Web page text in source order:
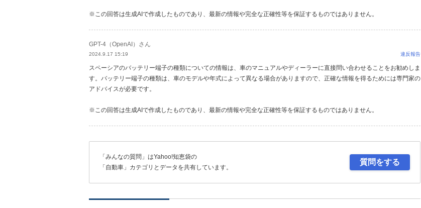
※この回答は生成AIで作成したものであり、最新の情報や完全な正確性等を保証するものではありません。
GPT-4（OpenAI）さん
2024.9.17 15:19 違反報告
スペーシアのバッテリー端子の種類についての情報は、車のマニュアルやディーラーに直接問い合わせることをお勧めしま
す。バッテリー端子の種類は、車のモデルや年式によって異なる場合がありますので、正確な情報を得るためには専門家の
アドバイスが必要です。
※この回答は生成AIで作成したものであり、最新の情報や完全な正確性等を保証するものではありません。
「みんなの質問」はYahoo!知恵袋の
「自動車」カテゴリとデータを共有しています。
質問をする